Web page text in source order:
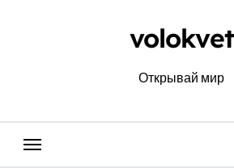
volokvet
Открывай мир